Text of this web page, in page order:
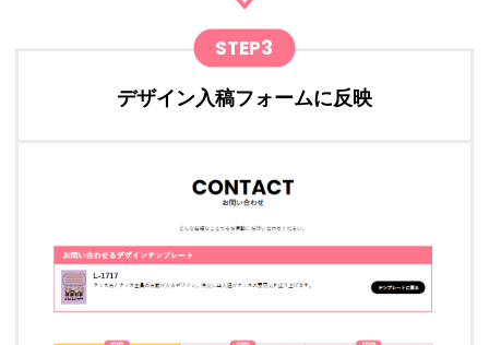
STEP3
デザイン入稿フォームに反映